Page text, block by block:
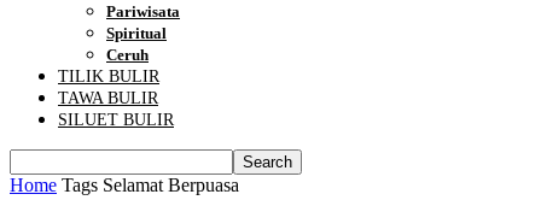
Pariwisata
Spiritual
Ceruh
TILIK BULIR
TAWA BULIR
SILUET BULIR
Home Tags Selamat Berpuasa